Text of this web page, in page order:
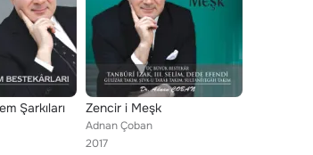
Şarkıları Zencir i Meşk
Adnan Çoban
2017